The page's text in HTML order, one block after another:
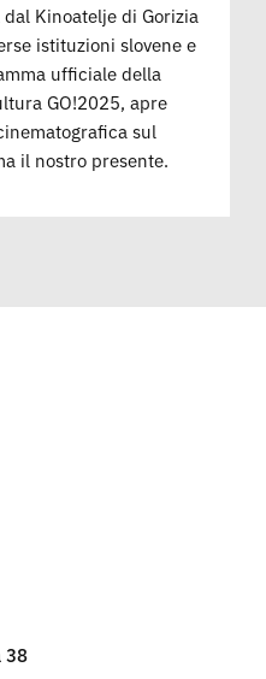
Kinoatelje di Gorizia
istituzioni slovene e
ufficiale della
GO!2025, apre
sul
il nostro presente.
38